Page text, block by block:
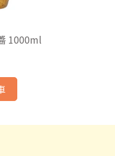
1000ml